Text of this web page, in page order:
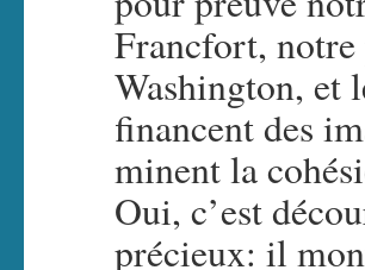
Francfort, notre
Washington, et
financent des
minent la
Oui, c’est
précieux: il